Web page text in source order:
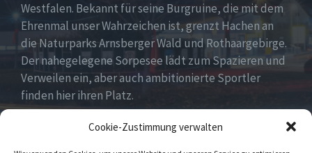
Cookie-Zustimmung verwalten
Westfalen. Bekannt für seine Burgruine, die mit dem
Ehrenmal unser Wahrzeichen ist, grenzt Hachen an
die Naturparks Arnsberger Wald und Rothaargebirge.
Der nahegelegene Sorpesee lädt zum Spazieren und
Verweilen ein, aber auch ambitionierte Sportler
finden hier ihren Platz.